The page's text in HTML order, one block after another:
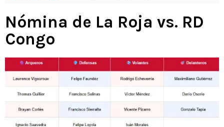
Nómina de La Roja vs. RD
Congo